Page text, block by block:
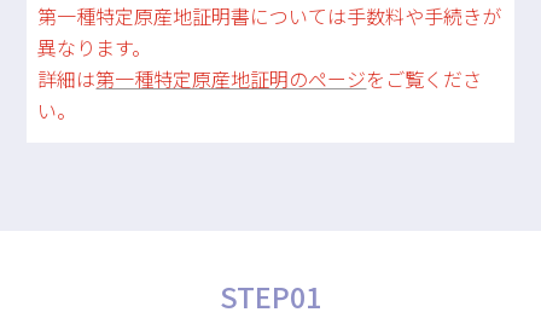
第一種特定原産地証明書については手数料や手続きが
異なります。
詳細は第一種特定原産地証明のページをご覧くださ
い。
STEP01